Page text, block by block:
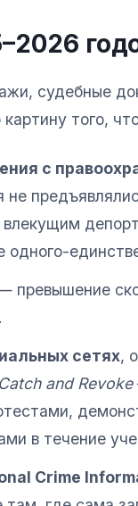
судебные
того,
с
не
одного-
превышение
сетях,
Catch and Revoke
в течение
Crime